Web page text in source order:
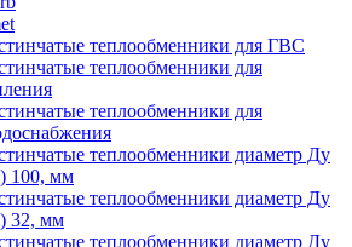
теплообменники для ГВС
теплообменники для
теплообменники для
теплообменники диаметр Ду
100, мм
теплообменники диаметр Ду
32, мм
теплообменники диаметр Ду